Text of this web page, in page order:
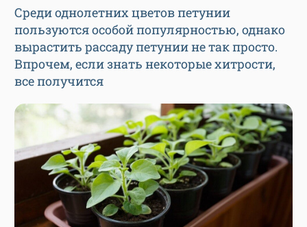
Среди однолетних цветов петунии
пользуются особой популярностью, однако
вырастить рассаду петунии не так просто.
Впрочем, если знать некоторые хитрости,
все получится